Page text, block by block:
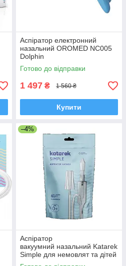
Аспіратор електронний
назальний OROMED NC005
Dolphin
Готово до відправки
1 497 ₴ 1 560 ₴
Купити
–4%
Аспіратор
вакуумний назальний Katarek
Simple для немовлят та дітей
молодшого віку, Польща